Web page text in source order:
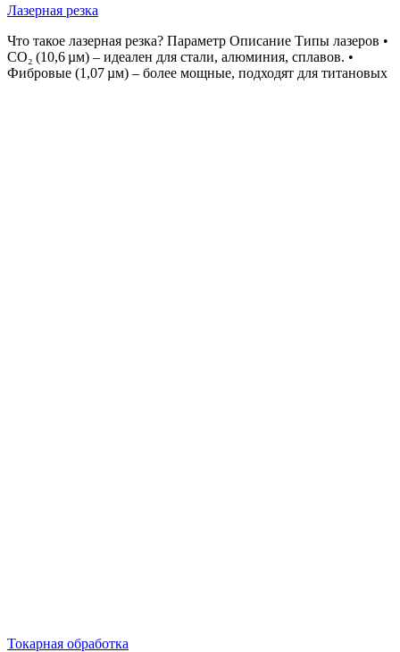
Лазерная резка
Что такое лазерная резка? Параметр Описание Типы лазеров •
CO₂ (10,6 µм) – идеален для стали, алюминия, сплавов. •
Фибровые (1,07 µм) – более мощные, подходят для титановых
Токарная обработка